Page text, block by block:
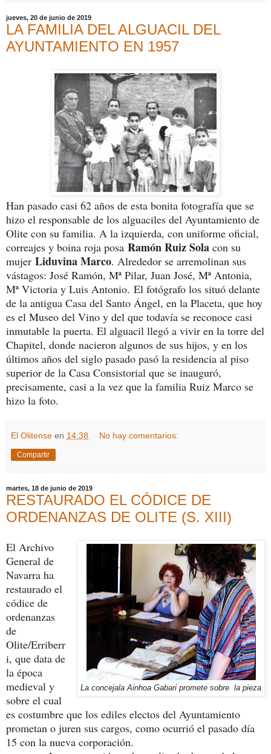
jueves, 20 de junio de 2019
LA FAMILIA DEL ALGUACIL DEL
AYUNTAMIENTO EN 1957
Han pasado casi 62 años de esta bonita fotografía que se
hizo el responsable de los alguaciles del Ayuntamiento de
Olite con su familia. A la izquierda, con uniforme oficial,
correajes y boina roja posa Ramón Ruiz Sola con su
mujer Liduvina Marco. Alrededor se arremolinan sus
vástagos: José Ramón, Mª Pilar, Juan José, Mª Antonia,
Mª Victoria y Luis Antonio. El fotógrafo los situó delante
de la antigua Casa del Santo Ángel, en la Placeta, que hoy
es el Museo del Vino y del que todavía se reconoce casi
inmutable la puerta. El alguacil llegó a vivir en la torre del
Chapitel, donde nacieron algunos de sus hijos, y en los
últimos años del siglo pasado pasó la residencia al piso
superior de la Casa Consistorial que se inauguró,
precisamente, casi a la vez que la familia Ruiz Marco se
hizo la foto.
El Olitense en 14:38 No hay comentarios:
Compartir
martes, 18 de junio de 2019
RESTAURADO EL CÓDICE DE
ORDENANZAS DE OLITE (S. XIII)
La concejala Ainhoa Gabari promete sobre la pieza
El Archivo
General de
Navarra ha
restaurado el
códice de
ordenanzas
de
Olite/Erriberr
i, que data de
la época
medieval y
sobre el cual
es costumbre que los ediles electos del Ayuntamiento
prometan o juren sus cargos, como ocurrió el pasado día
15 con la nueva corporación.